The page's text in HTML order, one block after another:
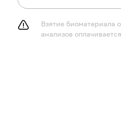
Взятие биоматериала
анализов